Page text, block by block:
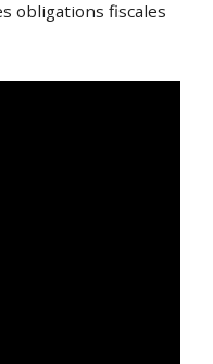
obligations fiscales